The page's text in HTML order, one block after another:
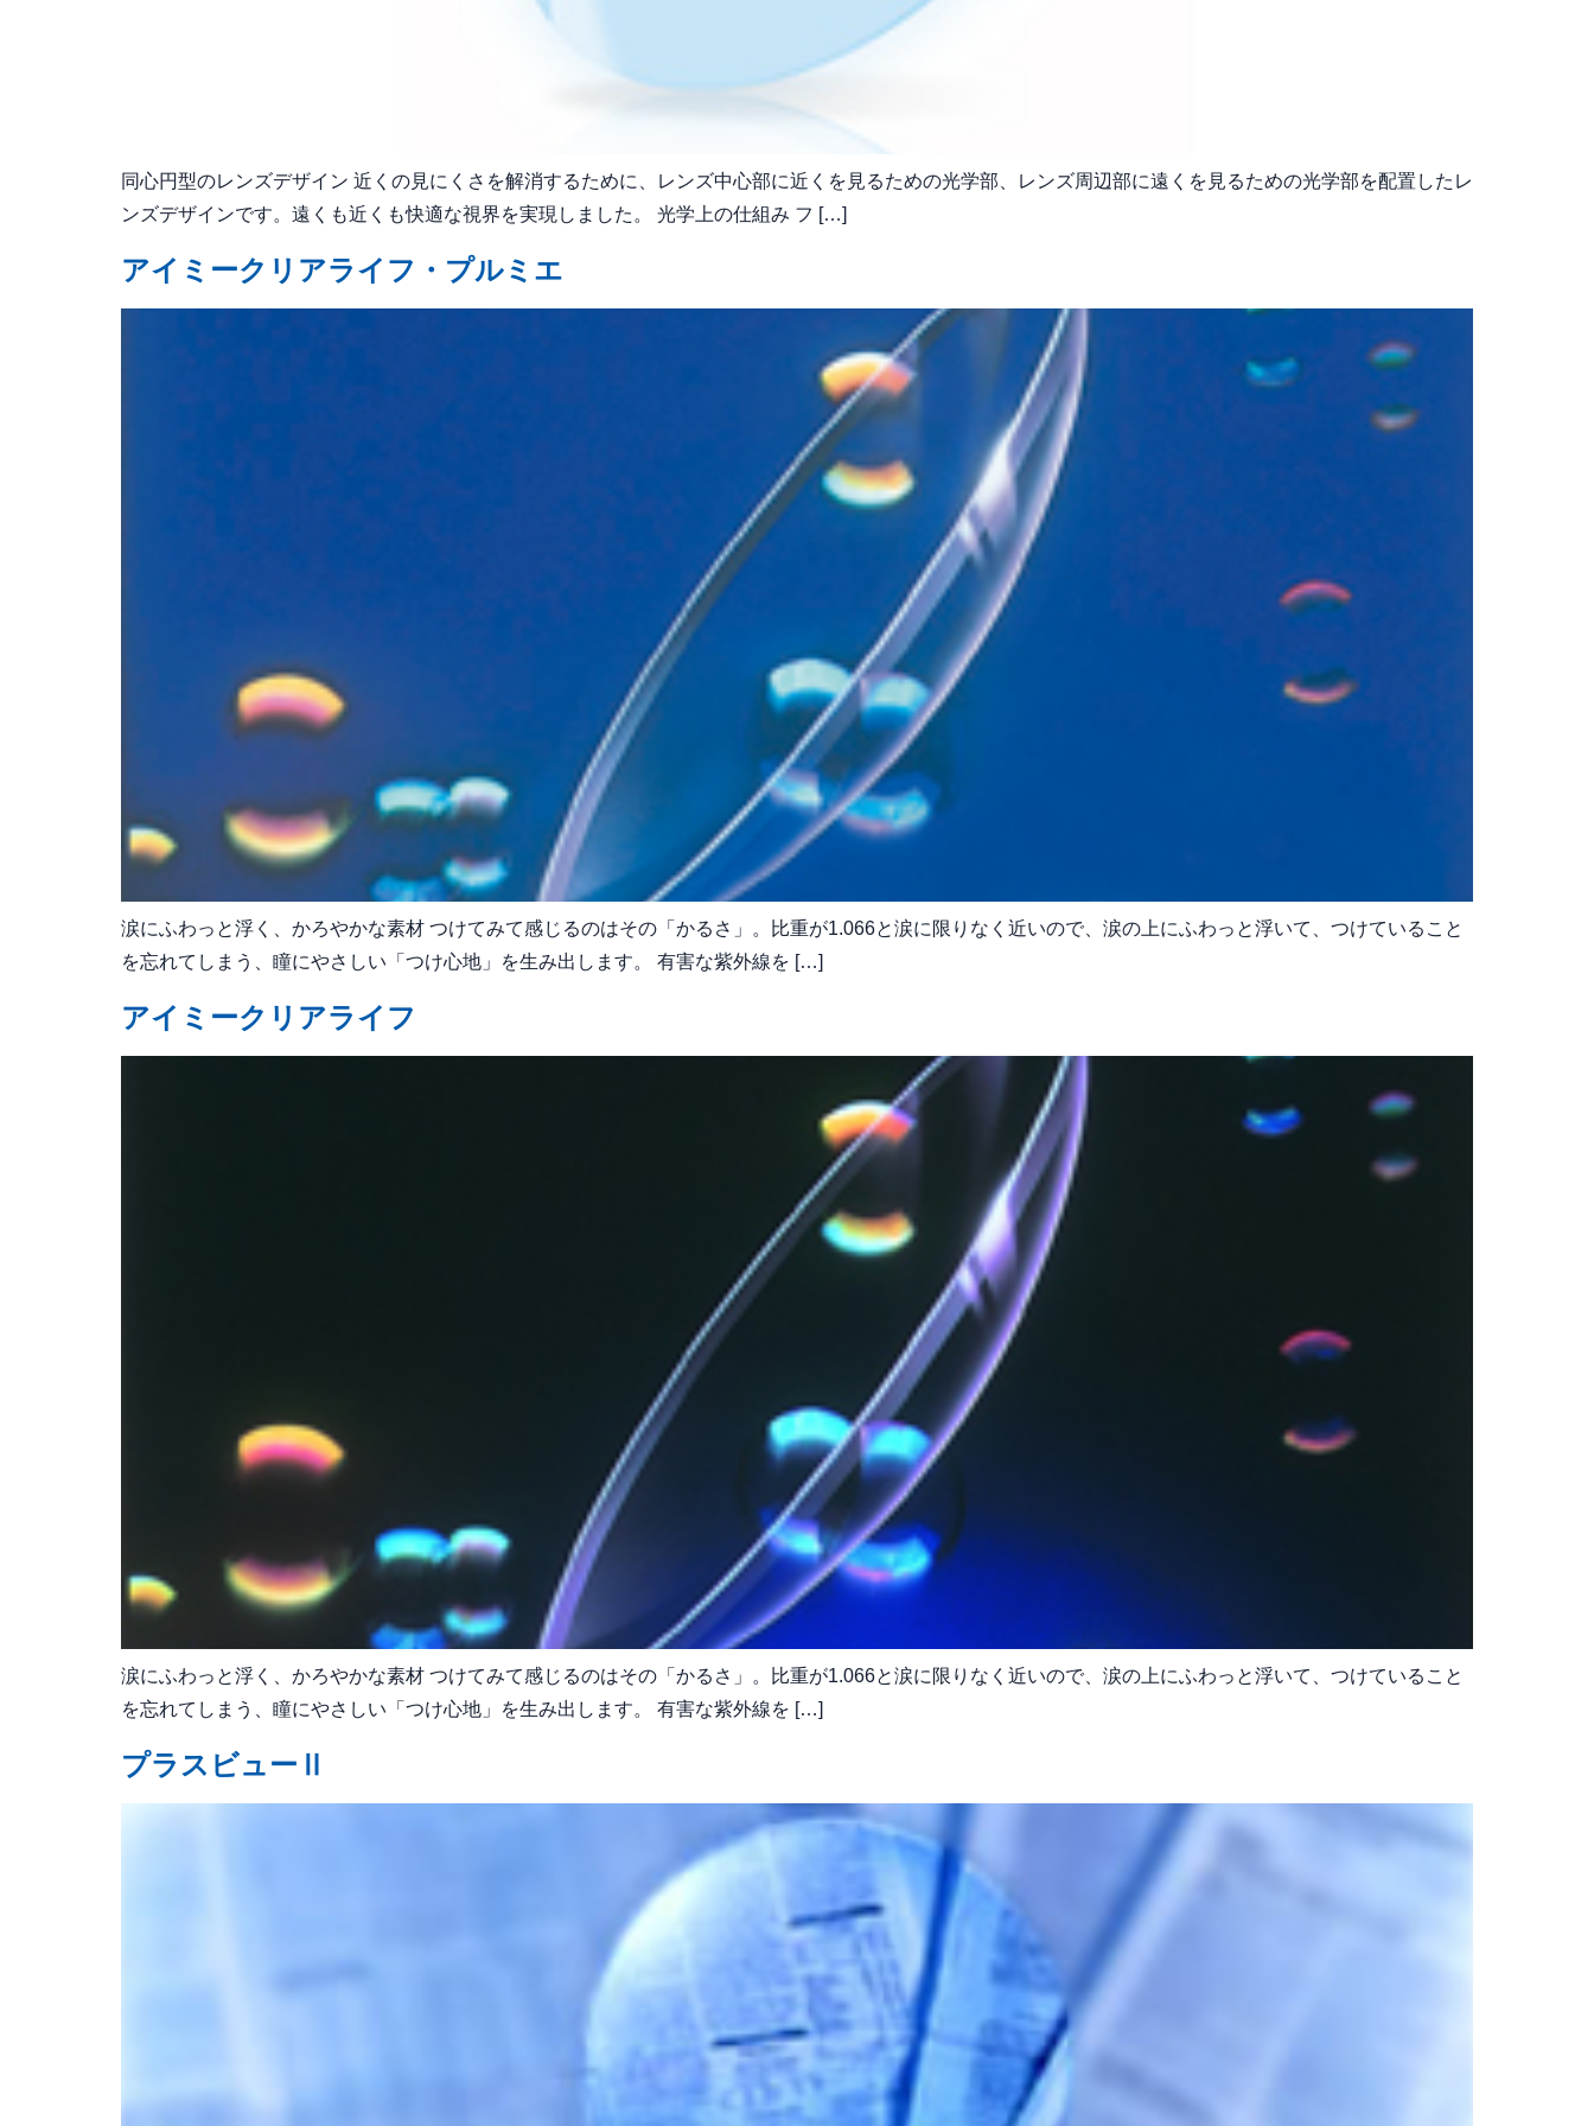
同心円型のレンズデザイン 近くの見にくさを解消するために、レンズ中心部に近くを見るための光学部、レンズ周辺部に遠くを見るための光学部を配置したレ
ンズデザインです。遠くも近くも快適な視界を実現しました。 光学上の仕組み フ […]
アイミークリアライフ・プルミエ
涙にふわっと浮く、かろやかな素材 つけてみて感じるのはその「かるさ」。比重が1.066と涙に限りなく近いので、涙の上にふわっと浮いて、つけていること
を忘れてしまう、瞳にやさしい「つけ心地」を生み出します。 有害な紫外線を […]
アイミークリアライフ
涙にふわっと浮く、かろやかな素材 つけてみて感じるのはその「かるさ」。比重が1.066と涙に限りなく近いので、涙の上にふわっと浮いて、つけていること
を忘れてしまう、瞳にやさしい「つけ心地」を生み出します。 有害な紫外線を […]
プラスビューⅡ